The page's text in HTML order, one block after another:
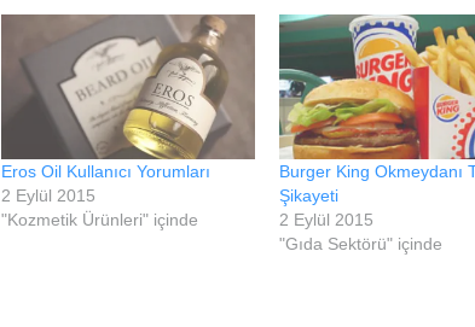
Eros Oil Kullanıcı Yorumları
2 Eylül 2015
"Kozmetik Ürünleri" içinde
Burger King Okmeydanı
Şikayeti
2 Eylül 2015
"Gıda Sektörü" içinde